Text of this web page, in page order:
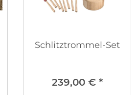
Schlitztrommel-Set
239,00 € *